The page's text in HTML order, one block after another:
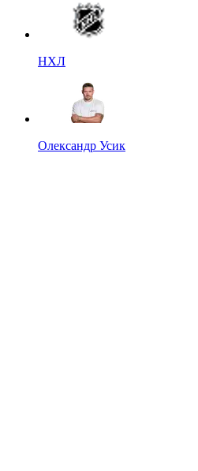
НХЛ
Олександр Усик